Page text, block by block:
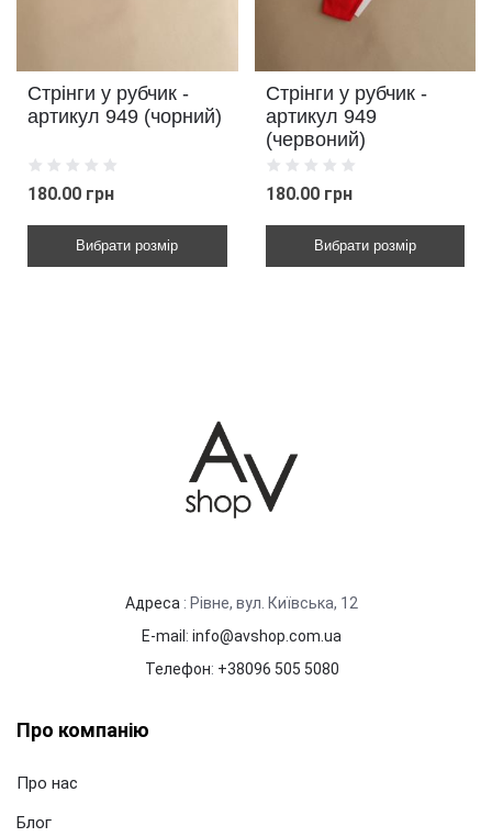
Стрінги у рубчик -
артикул 949 (чорний)
180.00 грн
Вибрати розмір
Стрінги у рубчик -
артикул 949
(червоний)
180.00 грн
Вибрати розмір
Адреса : Рівне, вул. Київська, 12
E-mail: info@avshop.com.ua
Телефон: +38096 505 5080
Про компанію
Про нас
Блог